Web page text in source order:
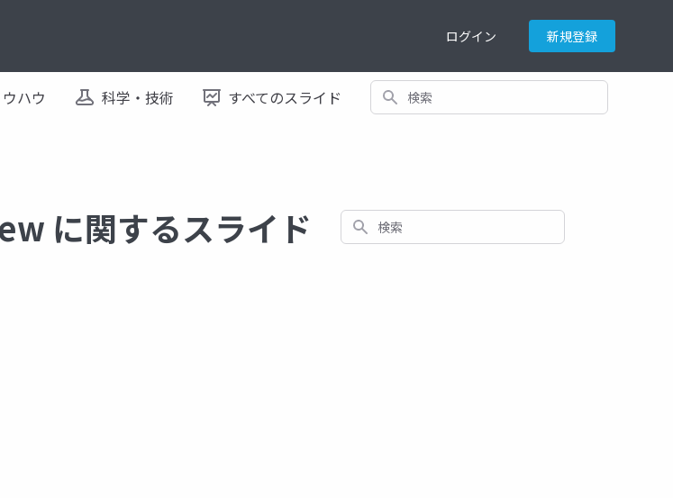
ログイン 新規登録
ハウ 科学・技術 すべてのスライド 検索
に関するスライド 検索